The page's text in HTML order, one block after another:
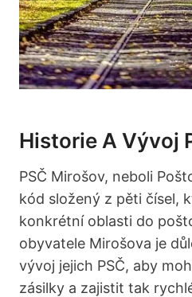
Historie A Vývoj
PSČ Mirošov, neboli
kód složený z pěti čísel,
konkrétní oblasti do
obyvatele Mirošova je
vývoj jejich PSČ, aby
zásilky a zajistit tak